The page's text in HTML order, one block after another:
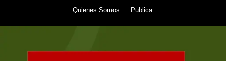
Quienes Somos Publica